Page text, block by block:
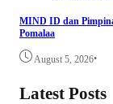
MIND ID dan
Pomalaa
August 5, 2026•
Latest Posts